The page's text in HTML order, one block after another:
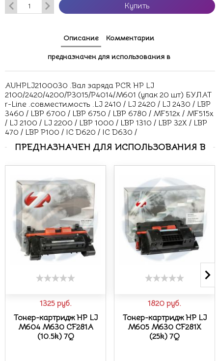
Купить
Описание Комментарии
предназначен для использования в
AUHPLJ2100030 .Вал заряда PCR HP LJ
2100/2420/4200/P3015/P4014/M601 (упак 20 шт) БУЛАТ
r-Line .совместимость .LJ 2410 / LJ 2420 / LJ 2430 / LBP
3460 / LBP 6700 / LBP 6750 / LBP 6780 / MF512x / MF515x
/ LJ 2100 / LJ 2200 / LBP 1000 / LBP 1310 / LBP 32X / LBP
470 / LBP P100 / IC D620 / IC D630 /
ПРЕДНАЗНАЧЕН ДЛЯ ИСПОЛЬЗОВАНИЯ В
1325 руб.
Тонер-картридж HP LJ
M604 M630 CF281A
(10.5k) 7Q
1820 руб.
Тонер-картридж HP LJ
M605 M630 CF281X
(25k) 7Q